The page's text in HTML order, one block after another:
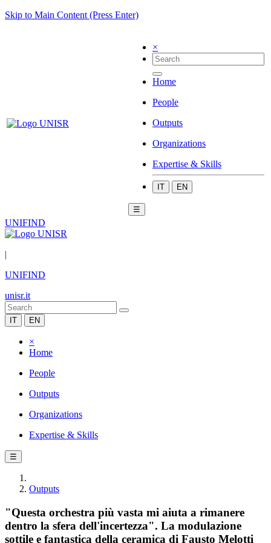
Skip to Main Content (Press Enter)
×
Home
People
Outputs
Organizations
Expertise & Skills
IT EN
☰
UNIFIND
|
UNIFIND
unisr.it
IT EN
×
Home
People
Outputs
Organizations
Expertise & Skills
☰
Outputs
"Questa orchestra più vasta mi aiuta a rimanere
dentro la sfera dell'incertezza". La modulazione
sottile e fantastica della ceramica di Fausto Melotti